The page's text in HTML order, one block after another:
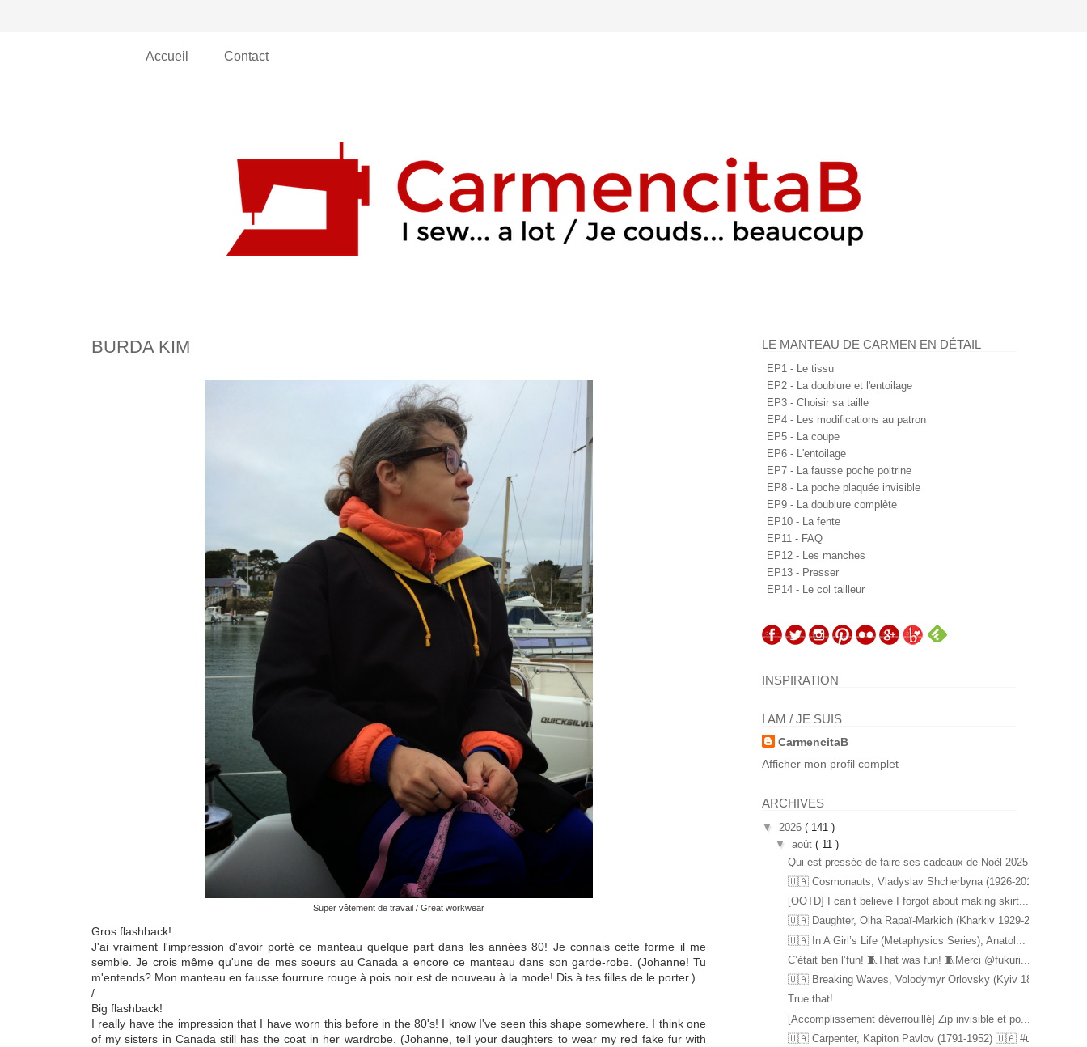
Accueil Contact
BURDA KIM
Super vêtement de travail / Great workwear
Gros flashback!
J'ai vraiment l'impression d'avoir porté ce manteau quelque part dans les années 80! Je connais cette forme il me
semble. Je crois même qu'une de mes soeurs au Canada a encore ce manteau dans son garde-robe. (Johanne! Tu
m'entends? Mon manteau en fausse fourrure rouge à pois noir est de nouveau à la mode! Dis à tes filles de le porter.)
/
Big flashback!
I really have the impression that I have worn this before in the 80's! I know I've seen this shape somewhere. I think one
of my sisters in Canada still has the coat in her wardrobe. (Johanne, tell your daughters to wear my red fake fur with
LE MANTEAU DE CARMEN EN DÉTAIL
EP1 - Le tissu
EP2 - La doublure et l'entoilage
EP3 - Choisir sa taille
EP4 - Les modifications au patron
EP5 - La coupe
EP6 - L'entoilage
EP7 - La fausse poche poitrine
EP8 - La poche plaquée invisible
EP9 - La doublure complète
EP10 - La fente
EP11 - FAQ
EP12 - Les manches
EP13 - Presser
EP14 - Le col tailleur
INSPIRATION
I AM / JE SUIS
CarmencitaB
Afficher mon profil complet
ARCHIVES
▼ 2026 ( 141 )
▼ août ( 11 )
Qui est pressée de faire ses cadeaux de Noël 2025 ...
🇺🇦 Cosmonauts, Vladyslav Shcherbyna (1926-2017) ...
[OOTD] I can’t believe I forgot about making skirt...
🇺🇦 Daughter, Olha Rapaï-Markich (Kharkiv 1929-20...
🇺🇦 In A Girl’s Life (Metaphysics Series), Anatol...
C’était ben l’fun! 🧵That was fun! 🧵Merci @fukuri...
🇺🇦 Breaking Waves, Volodymyr Orlovsky (Kyiv 1842...
True that!
[Accomplissement déverrouillé] Zip invisible et po...
🇺🇦 Carpenter, Kapiton Pavlov (1791-1952) 🇺🇦 #u...